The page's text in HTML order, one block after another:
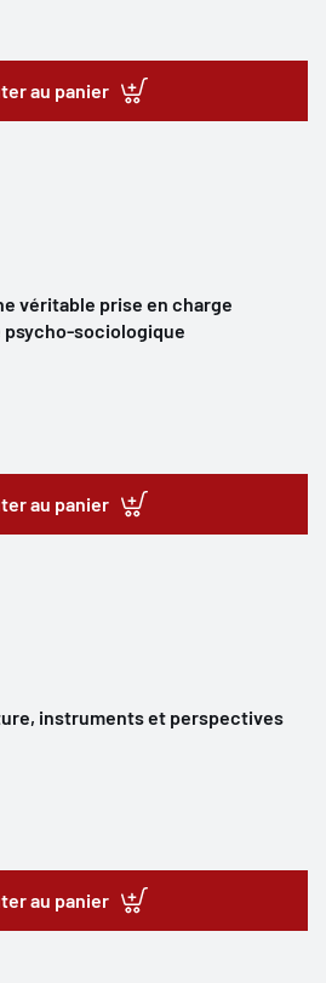
au panier
véritable prise en charge
psycho-sociologique
au panier
instruments et perspectives
au panier